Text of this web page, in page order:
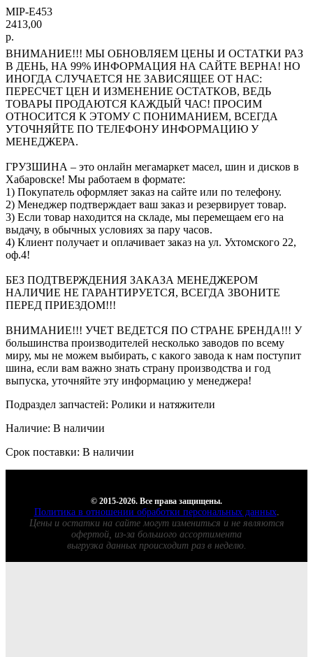
MIP-E453
2413,00
р.
ВНИМАНИЕ!!! МЫ ОБНОВЛЯЕМ ЦЕНЫ И ОСТАТКИ РАЗ
В ДЕНЬ, НА 99% ИНФОРМАЦИЯ НА САЙТЕ ВЕРНА! НО
ИНОГДА СЛУЧАЕТСЯ НЕ ЗАВИСЯЩЕЕ ОТ НАС:
ПЕРЕСЧЕТ ЦЕН И ИЗМЕНЕНИЕ ОСТАТКОВ, ВЕДЬ
ТОВАРЫ ПРОДАЮТСЯ КАЖДЫЙ ЧАС! ПРОСИМ
ОТНОСИТСЯ К ЭТОМУ С ПОНИМАНИЕМ, ВСЕГДА
УТОЧНЯЙТЕ ПО ТЕЛЕФОНУ ИНФОРМАЦИЮ У
МЕНЕДЖЕРА.
ГРУЗШИНА – это онлайн мегамаркет масел, шин и дисков в
Хабаровске! Мы работаем в формате:
1) Покупатель оформляет заказ на сайте или по телефону.
2) Менеджер подтверждает ваш заказ и резервирует товар.
3) Если товар находится на складе, мы перемещаем его на
выдачу, в обычных условиях за пару часов.
4) Клиент получает и оплачивает заказ на ул. Ухтомского 22,
оф.4!
БЕЗ ПОДТВЕРЖДЕНИЯ ЗАКАЗА МЕНЕДЖЕРОМ
НАЛИЧИЕ НЕ ГАРАНТИРУЕТСЯ, ВСЕГДА ЗВОНИТЕ
ПЕРЕД ПРИЕЗДОМ!!!
ВНИМАНИЕ!!! УЧЕТ ВЕДЕТСЯ ПО СТРАНЕ БРЕНДА!!! У
большинства производителей несколько заводов по всему
миру, мы не можем выбирать, с какого завода к нам поступит
шина, если вам важно знать страну производства и год
выпуска, уточняйте эту информацию у менеджера!
Подраздел запчастей: Ролики и натяжители
Наличие: В наличии
Срок поставки: В наличии
© 2015-2026. Все права защищены.
Политика в отношении обработки персональных данных.
Цены и остатки на сайте могут измениться и не являются
офертой, из-за большого ассортимента
выгрузка данных происходит раз в неделю.